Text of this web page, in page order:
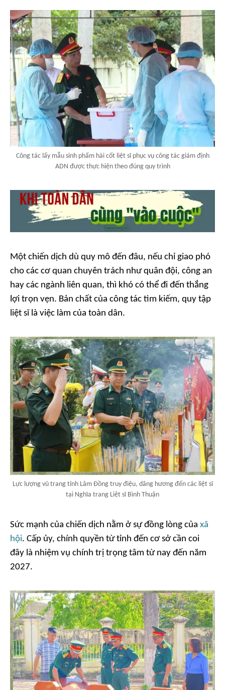
Công tác lấy mẫu sinh phẩm hài cốt liệt sĩ phục vụ công tác giám định
ADN được thực hiện theo đúng quy trình
Một chiến dịch dù quy mô đến đâu, nếu chỉ giao phó
cho các cơ quan chuyên trách như quân đội, công an
hay các ngành liên quan, thì khó có thể đi đến thắng
lợi trọn vẹn. Bản chất của công tác tìm kiếm, quy tập
liệt sĩ là việc làm của toàn dân.
Lực lượng vũ trang tỉnh Lâm Đồng truy điệu, dâng hương đến các liệt sĩ
tại Nghĩa trang Liệt sĩ Bình Thuận
Sức mạnh của chiến dịch nằm ở sự đồng lòng của xã
hội. Cấp ủy, chính quyền từ tỉnh đến cơ sở cần coi
đây là nhiệm vụ chính trị trọng tâm từ nay đến năm
2027.